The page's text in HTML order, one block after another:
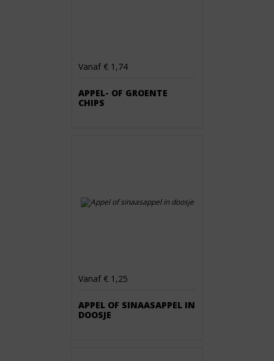
Vanaf € 1,74
APPEL- OF GROENTE
CHIPS
Vanaf € 1,25
APPEL OF SINAASAPPEL IN
DOOSJE